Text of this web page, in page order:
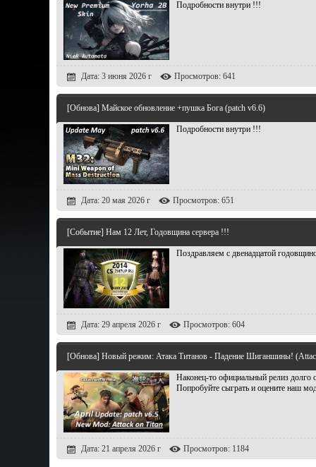
Подробности внутри !!!
Дата: 3 июня 2026 г Просмотров: 641
[Обнова] Майское обновление +пушка Бога (patch v6.6)
Подробности внутри !!!
Дата: 20 мая 2026 г Просмотров: 651
[Событие] Нам 12 Лет, Годовщина сервера !!!
Поздравляем с двенадцатой
Дата: 29 апреля 2026 г Просмотров: 604
[Обнова] Новый режим: Атака Титанов - Падение Шиганшины!
Наконец-то официальный релиз
Попробуйте сыграть и оцените наш
Дата: 21 апреля 2026 г Просмотров: 1184